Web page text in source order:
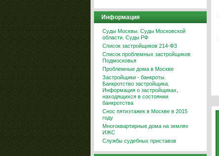
Информация
Суды Москвы. Суды Московской
области. Суды РФ
Список застройщиков 214-ФЗ
Список проблемных застройщиков
Подмосковья
Проблемные дома в Москве
Застройщики - банкроты.
Банкротство застройщика.
Информация о застройщиках,
находящихся в состоянии
банкротства
Снос пятиэтажек в Москве в 2015
году
Многоквартирные дома на землях
ИЖС
Службы судебных приставов